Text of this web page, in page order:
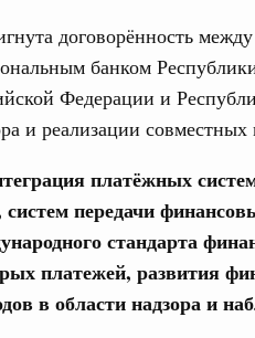
договорённость
банком
Федерации и
и реализации
платёжных
систем передачи
стандарта
платежей, развития
в области надзора и
промышленной политики
заседание
в сфере строительства
130
построено под